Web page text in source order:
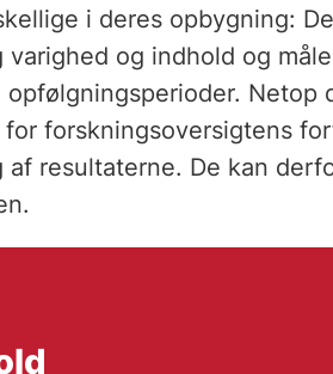
i deres opbygning:
og indhold og
Netop
forskningsoversigtens
resultaterne. De kan